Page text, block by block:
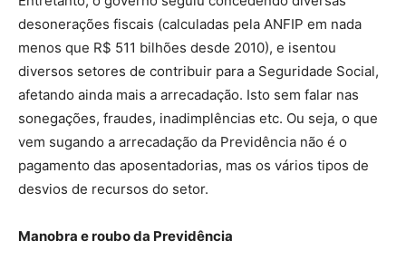
desonerações fiscais (calculadas pela ANFIP em nada
menos que R$ 511 bilhões desde 2010), e isentou
diversos setores de contribuir para a Seguridade Social,
afetando ainda mais a arrecadação. Isto sem falar nas
sonegações, fraudes, inadimplências etc. Ou seja, o que
vem sugando a arrecadação da Previdência não é o
pagamento das aposentadorias, mas os vários tipos de
desvios de recursos do setor.
Manobra e roubo da Previdência